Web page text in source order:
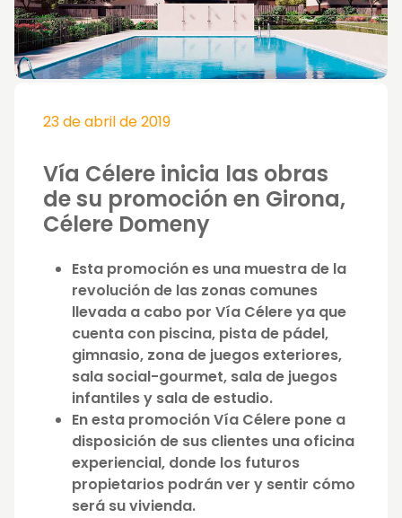
23 de abril de 2019
Vía Célere inicia las obras
de su promoción en Girona,
Célere Domeny
Esta promoción es una muestra de la
revolución de las zonas comunes
llevada a cabo por Vía Célere ya que
cuenta con piscina, pista de pádel,
gimnasio, zona de juegos exteriores,
sala social-gourmet, sala de juegos
infantiles y sala de estudio.
En esta promoción Vía Célere pone a
disposición de sus clientes una oficina
experiencial, donde los futuros
propietarios podrán ver y sentir cómo
será su vivienda.